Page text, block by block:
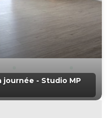
journée - Studio MP